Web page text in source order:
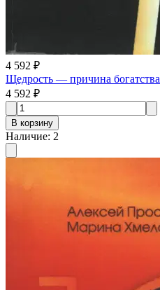
4 592 ₽
Щедрость — причина богатства
4 592 ₽
В корзину
Наличие: 2